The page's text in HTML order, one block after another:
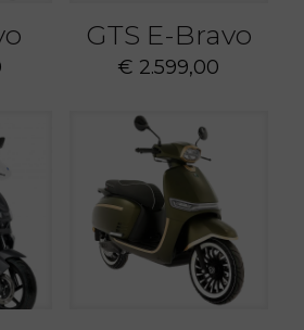
GTS E-Bravo
€ 2.599,00